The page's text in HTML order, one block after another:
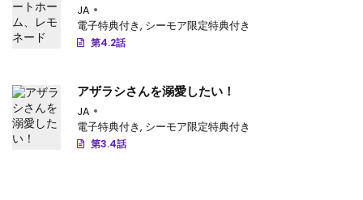
JA
電子特典付き, シーモア限定特典付き
第4.2話
アザラシさんを溺愛したい！
JA
電子特典付き, シーモア限定特典付き
第3.4話